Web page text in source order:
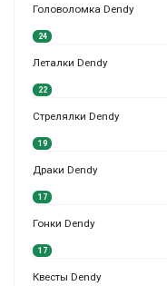
Головоломка Dendy
24
Леталки Dendy
22
Стрелялки Dendy
19
Драки Dendy
17
Гонки Dendy
17
Квесты Dendy